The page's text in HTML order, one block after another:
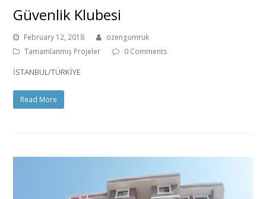
Güvenlik Klubesi
February 12, 2018
ozengumruk
Tamamlanmış Projeler
0 Comments
İSTANBUL/TÜRKİYE
Read More